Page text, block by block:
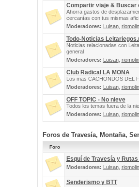
Compartir viaje & Buscar
Ahorra gastos de
cercanías con tus mismas
Moderadores: Luisan, riomolin
Todo-Noticias
Noticias relacionadas con
general
Moderadores: Luisan, riomolin
Club Radical LA MONA
Los mas CACHONDOS DEL
Moderadores: Luisan, riomolin
OFF TOPIC - No nieve
Todos los temas fuera de la
Moderadores: Luisan, riomolin
Foros de Travesía, Montaña,
Foro
Esquí de Travesía y
Moderadores: Luisan, riomolin
Senderismo y BTT